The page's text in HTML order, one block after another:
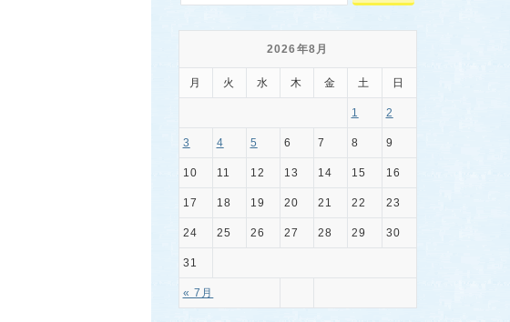
2026年8月
月 火 水 木 金 土 日
« 7月
1 2
3 4 5 6 7 8 9
10 11 12 13 14 15 16
17 18 19 20 21 22 23
24 25 26 27 28 29 30
31